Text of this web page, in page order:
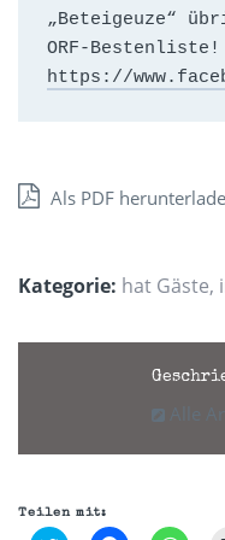
„Beteigeuze“
ORF-Bestenliste!
https://
Als PDF
Kategorie: hat Gäste,
Alle
Teilen mit: